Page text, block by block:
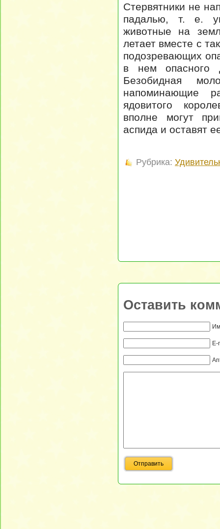
Стервятники не
падалью, т. е.
животные на
летает вместе с
подозревающих
в нем опасного
Безобидная
напоминающие
ядовитого
вполне могут
аспида и оставят
Рубрика:
Оставить
E-